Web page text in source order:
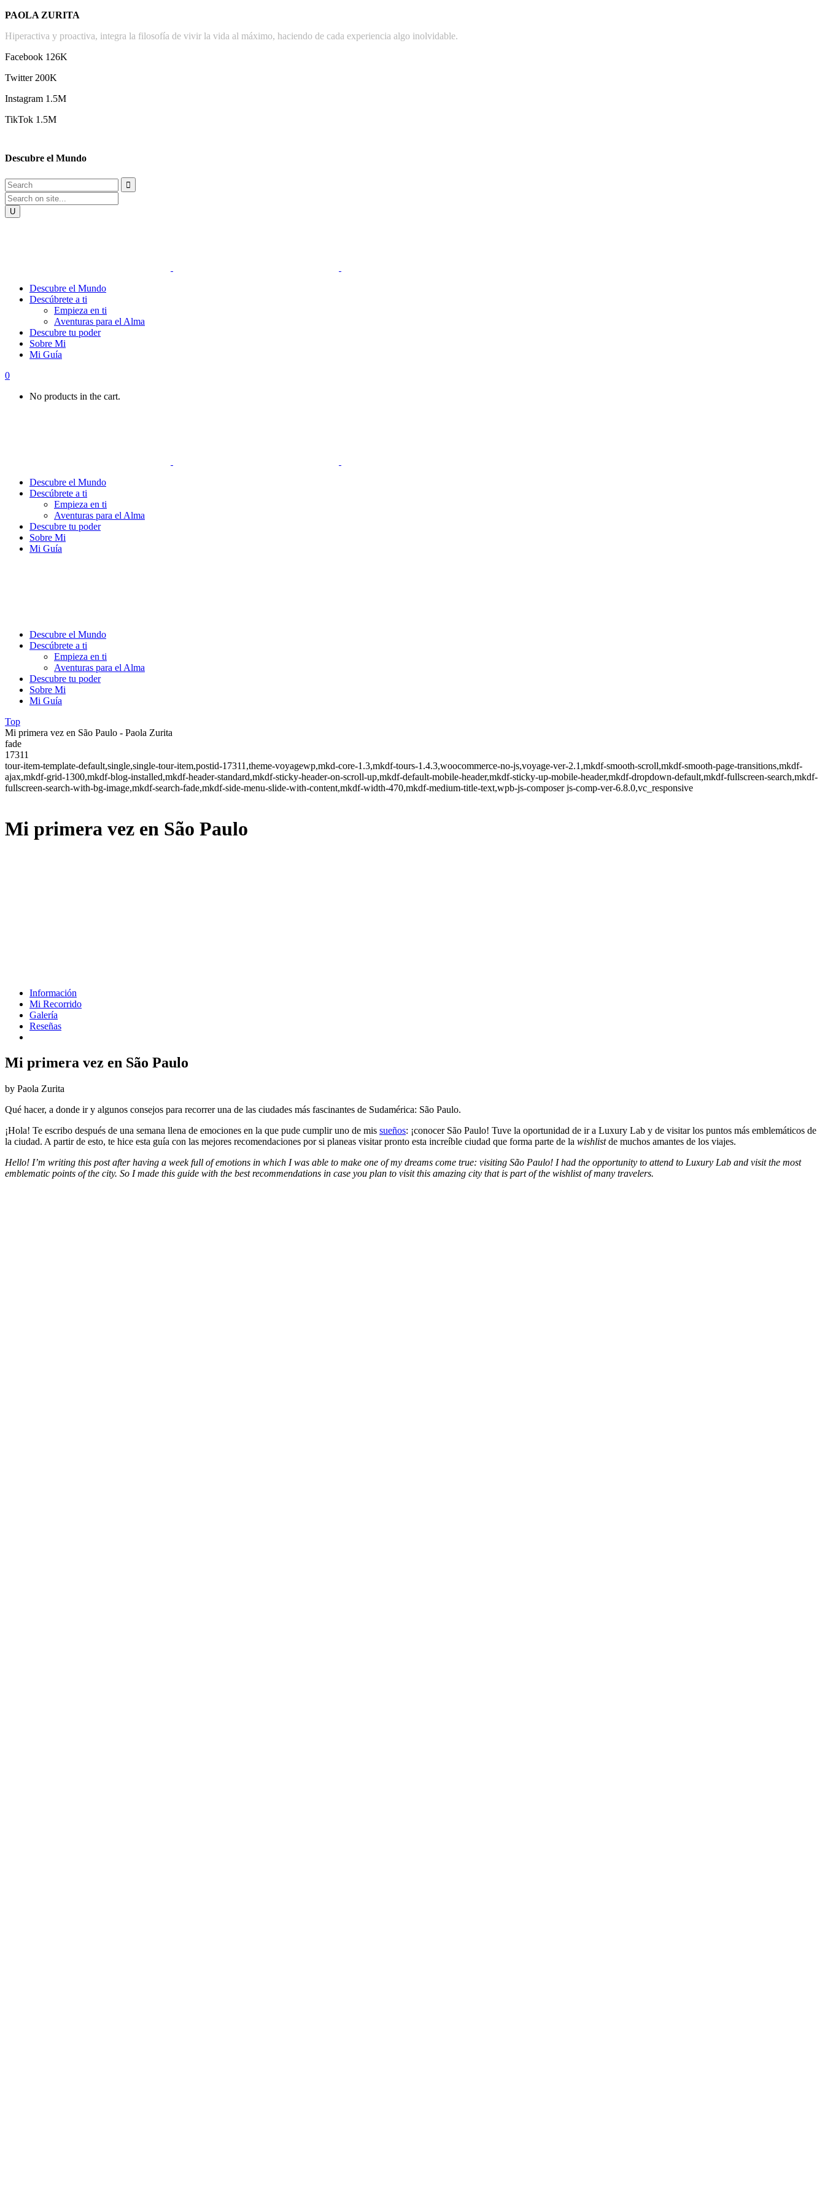
PAOLA ZURITA
Hiperactiva y proactiva, integra la filosofía de vivir la vida al máximo, haciendo de cada experiencia algo inolvidable.
Facebook 126K
Twitter 200K
Instagram 1.5M
TikTok 1.5M
Descubre el Mundo
Descubre el Mundo
Descúbrete a ti
Empieza en ti
Aventuras para el Alma
Descubre tu poder
Sobre Mi
Mi Guía
0
No products in the cart.
Descubre el Mundo
Descúbrete a ti
Empieza en ti
Aventuras para el Alma
Descubre tu poder
Sobre Mi
Mi Guía
Descubre el Mundo
Descúbrete a ti
Empieza en ti
Aventuras para el Alma
Descubre tu poder
Sobre Mi
Mi Guía
Top
Mi primera vez en São Paulo - Paola Zurita
fade
17311
tour-item-template-default,single,single-tour-item,postid-17311,theme-voyagewp,mkd-core-1.3,mkdf-tours-1.4.3,woocommerce-no-js,voyage-ver-2.1,mkdf-smooth-scroll,mkdf-smooth-page-transitions,mkdf-
ajax,mkdf-grid-1300,mkdf-blog-installed,mkdf-header-standard,mkdf-sticky-header-on-scroll-up,mkdf-default-mobile-header,mkdf-sticky-up-mobile-header,mkdf-dropdown-default,mkdf-fullscreen-search,mkdf-
fullscreen-search-with-bg-image,mkdf-search-fade,mkdf-side-menu-slide-with-content,mkdf-width-470,mkdf-medium-title-text,wpb-js-composer js-comp-ver-6.8.0,vc_responsive
Mi primera vez en São Paulo
Información
Mi Recorrido
Galería
Reseñas
Mi primera vez en São Paulo
by Paola Zurita
Qué hacer, a donde ir y algunos consejos para recorrer una de las ciudades más fascinantes de Sudamérica: São Paulo.
¡Hola! Te escribo después de una semana llena de emociones en la que pude cumplir uno de mis sueños: ¡conocer São Paulo! Tuve la oportunidad de ir a Luxury Lab y de visitar los puntos más emblemáticos de
la ciudad. A partir de esto, te hice esta guía con las mejores recomendaciones por si planeas visitar pronto esta increíble ciudad que forma parte de la wishlistde muchos amantes de los viajes.
Hello! I’m writing this post after having a week full of emotions in which I was able to make one of my dreams come true: visiting São Paulo! I had the opportunity to attend to Luxury Lab and visit the most
emblematic points of the city. So I made this guide with the best recommendations in case you plan to visit this amazing city that is part of the wishlist of many travelers.